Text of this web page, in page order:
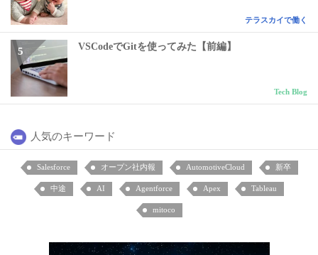
テラスカイで働く
VSCodeでGitを使ってみた【前編】
Tech Blog
人気のキーワード
Salesforce オープン社内報 AutomotiveCloud 新卒
中途 AI Agentforce Apex Tableau
mitoco